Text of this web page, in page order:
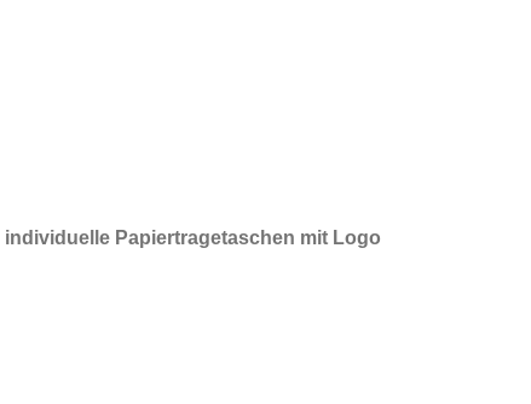
individuelle Papiertragetaschen mit Logo